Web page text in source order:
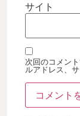
サイト
次回のコメン
ルアドレス、